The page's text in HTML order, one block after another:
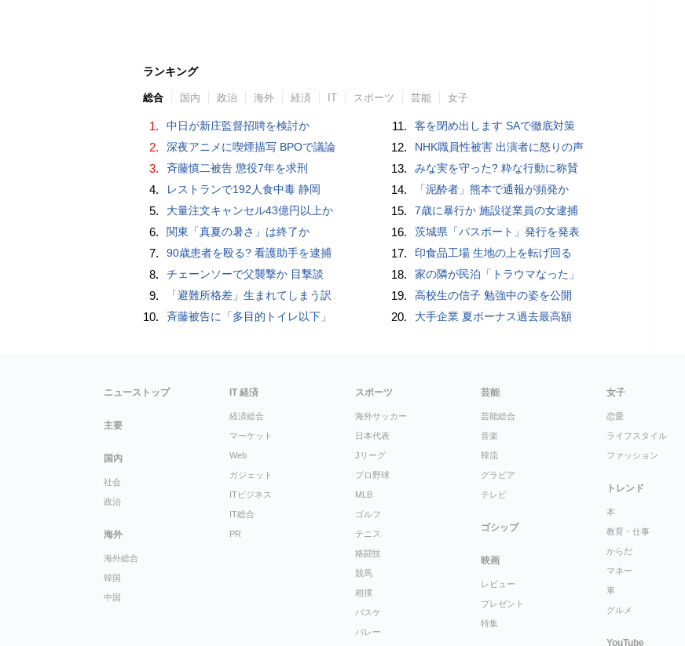
ランキング
総合 国内 政治 海外 経済 IT スポーツ 芸能 女子
1. 中日が新庄監督招聘を検討か
2. 深夜アニメに喫煙描写 BPOで議論
3. 斉藤慎二被告 懲役7年を求刑
4. レストランで192人食中毒 静岡
5. 大量注文キャンセル43億円以上か
6. 関東「真夏の暑さ」は終了か
7. 90歳患者を殴る? 看護助手を逮捕
8. チェーンソーで父襲撃か 目撃談
9. 「避難所格差」生まれてしまう訳
10. 斉藤被告に「多目的トイレ以下」
11. 客を閉め出します SAで徹底対策
12. NHK職員性被害 出演者に怒りの声
13. みな実を守った? 粋な行動に称賛
14. 「泥酔者」熊本で通報が頻発か
15. 7歳に暴行か 施設従業員の女逮捕
16. 茨城県「パスポート」発行を発表
17. 印食品工場 生地の上を転げ回る
18. 家の隣が民泊「トラウマなった」
19. 高校生の信子 勉強中の姿を公開
20. 大手企業 夏ボーナス過去最高額
ニューストップ
主要
国内
社会
政治
海外
海外総合
韓国
中国
IT 経済
経済総合
マーケット
Web
ガジェット
ITビジネス
IT総合
PR
スポーツ
海外サッカー
日本代表
Jリーグ
プロ野球
MLB
ゴルフ
テニス
格闘技
競馬
相撲
バスケ
バレー
芸能
芸能総合
音楽
韓流
グラビア
テレビ
ゴシップ
映画
レビュー
プレゼント
特集
女子
恋愛
ライフスタイル
ファッション
トレンド
本
教育・仕事
からだ
マネー
車
グルメ
YouTube